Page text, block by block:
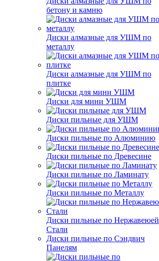
бетону и камню
Диски алмазные для УШМ по
металлу
Диски алмазные для УШМ по
плитке
Диски для мини УШМ
Диски пильные для УШМ
Диски пильные по Алюминию
Диски пильные по Древесине
Диски пильные по Ламинату
Диски пильные по Металлу
Диски пильные по Нержавеюей
Стали
Диски пильные по Сэндвич
Панелям